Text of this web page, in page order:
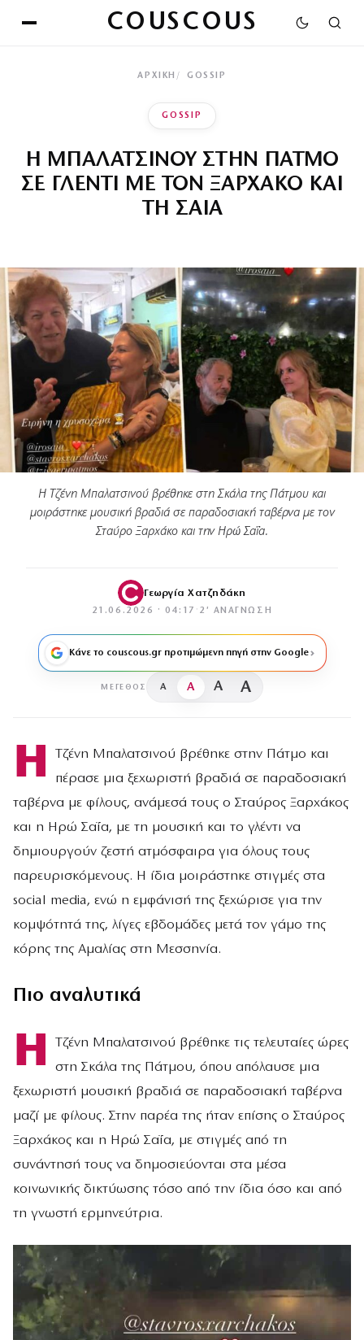
COUSCOUS
ΑΡΧΙΚΉ GOSSIP
GOSSIP
Η ΜΠΑΛΑΤΣΙΝΟΥ ΣΤΗΝ ΠΑΤΜΟ
ΣΕ ΓΛΕΝΤΙ ΜΕ ΤΟΝ ΞΑΡΧΑΚΟ ΚΑΙ
ΤΗ ΣΑΙΑ
Η Τζένη Μπαλατσινού βρέθηκε στη Σκάλα της Πάτμου και
μοιράστηκε μουσική βραδιά σε παραδοσιακή ταβέρνα με τον
Σταύρο Ξαρχάκο και την Ηρώ Σαΐα.
Γεωργία Χατζηδάκη
21.06.2026 · 04:17 · 2′ ΑΝΆΓΝΩΣΗ
Κάνε το couscous.gr προτιμώμενη πηγή στην Google
ΜΈΓΕΘΟΣ A A A A
Η
Τζένη Μπαλατσινού βρέθηκε στην Πάτμο και
πέρασε μια ξεχωριστή βραδιά σε παραδοσιακή
ταβέρνα με φίλους, ανάμεσά τους ο Σταύρος Ξαρχάκος
και η Ηρώ Σαΐα, με τη μουσική και το γλέντι να
δημιουργούν ζεστή ατμόσφαιρα για όλους τους
παρευρισκόμενους. Η ίδια μοιράστηκε στιγμές στα
social media, ενώ η εμφάνισή της ξεχώρισε για την
κομψότητά της, λίγες εβδομάδες μετά τον γάμο της
κόρης της Αμαλίας στη Μεσσηνία.
Πιο αναλυτικά
Η
Τζένη Μπαλατσινού βρέθηκε τις τελευταίες ώρες
στη Σκάλα της Πάτμου, όπου απόλαυσε μια
ξεχωριστή μουσική βραδιά σε παραδοσιακή ταβέρνα
μαζί με φίλους. Στην παρέα της ήταν επίσης ο Σταύρος
Ξαρχάκος και η Ηρώ Σαΐα, με στιγμές από τη
συνάντησή τους να δημοσιεύονται στα μέσα
κοινωνικής δικτύωσης τόσο από την ίδια όσο και από
τη γνωστή ερμηνεύτρια.